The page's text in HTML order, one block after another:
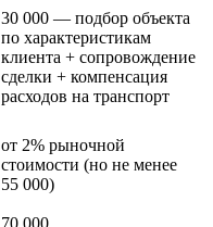
30 000 — подбор объекта
по характеристикам
клиента + сопровождение
сделки + компенсация
расходов на транспорт
от 2% рыночной
стоимости (но не менее
55 000)
70 000